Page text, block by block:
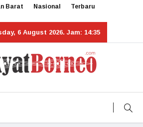
Barat Nasional Terbaru
6 August 2026. Jam: 14:35